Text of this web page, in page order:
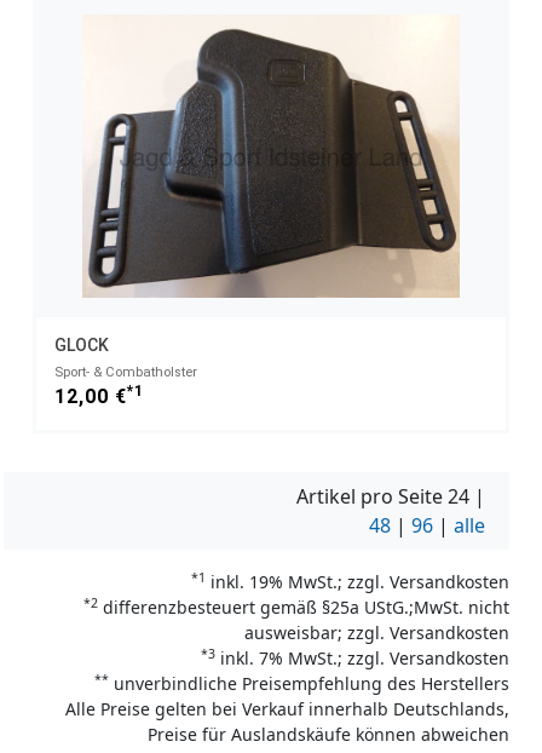
GLOCK
Sport- & Combatholster
12,00 €*1
Artikel pro Seite24 |
48 | 96 | alle
*1 inkl. 19% MwSt.; zzgl. Versandkosten
*2 differenzbesteuert gemäß §25a UStG.;MwSt. nicht
ausweisbar; zzgl. Versandkosten
*3 inkl. 7% MwSt.; zzgl. Versandkosten
** unverbindliche Preisempfehlung des Herstellers
Alle Preise gelten bei Verkauf innerhalb Deutschlands,
Preise für Auslandskäufe können abweichen